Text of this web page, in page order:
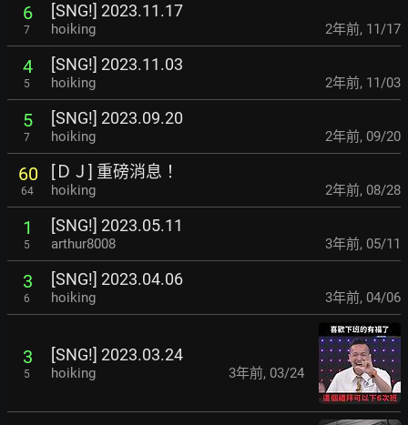
6
7
[SNG!] 2023.11.17
hoiking 2年前, 11/17
4
5
[SNG!] 2023.11.03
hoiking 2年前, 11/03
5
7
[SNG!] 2023.09.20
hoiking 2年前, 09/20
60
64
[ＤＪ] 重磅消息！
hoiking 2年前, 08/28
1
5
[SNG!] 2023.05.11
arthur8008 3年前, 05/11
3
6
[SNG!] 2023.04.06
hoiking 3年前, 04/06
3
5
[SNG!] 2023.03.24
hoiking 3年前, 03/24